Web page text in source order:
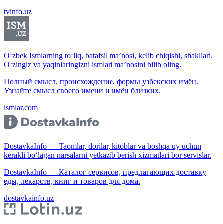
tvinfo.uz
O‘zbek Ismlarning to‘liq, batafsil ma’nosi, kelib chiqishi, shakllari.
O‘zingiz va yaqinlaringizni ismlari ma’nosini bilib oling.
Полный смысл, происхождение, формы узбекских имён.
Узнайте смысл своего имени и имён близких.
ismlar.com
DostavkaInfo — Taomlar, dorilar, kitoblar va boshqa uy uchun
kerakli bo‘lagan narsalarni yetkazib berish xizmatlari bor servislar.
DostavkaInfo — Каталог сервисов, предлагающих доставку
еды, лекарств, книг и товаров для дома.
dostavkainfo.uz